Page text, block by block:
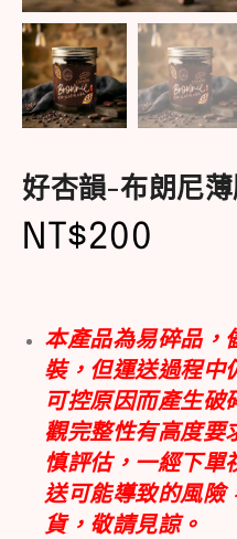
好杏韻-布朗尼
NT$200
本產品為易碎品，
裝，但運送過程中
可控原因而產生破
觀完整性有高度要
慎評估，一經下單
送可能導致的風險
貨，敬請見諒。